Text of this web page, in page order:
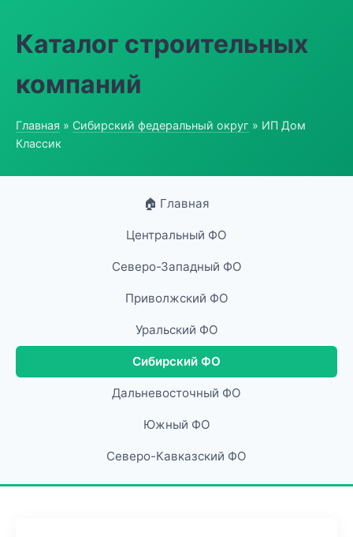
Каталог строительных
компаний
Главная » Сибирский федеральный округ » ИП Дом
Классик
🏠 Главная
Центральный ФО
Северо-Западный ФО
Приволжский ФО
Уральский ФО
Сибирский ФО
Дальневосточный ФО
Южный ФО
Северо-Кавказский ФО